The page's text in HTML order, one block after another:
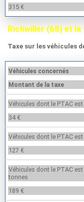
315 €
Richwiller (68) et
Taxe sur les véhicules
Véhicules concernés
Montant de la taxe
Véhicules dont le PTAC
34 €
Véhicules dont le PTAC
127 €
Véhicules dont le PTAC
tonnes
189 €